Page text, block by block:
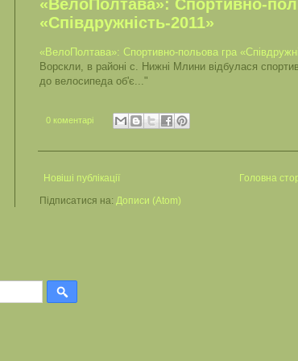
«ВелоПолтава»: Спортивно-
«Співдружність-2011»
«ВелоПолтава»: Спортивно-польова гра
Ворскли, в районі с. Нижні Млини відбулася
до велосипеда об'є..."
0 коментарі
Новіші публікації
Головна
Підписатися на: Дописи (Atom)